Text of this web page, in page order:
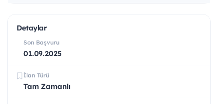
Detaylar
Son Başvuru
01.09.2025
İlan Türü
Tam Zamanlı